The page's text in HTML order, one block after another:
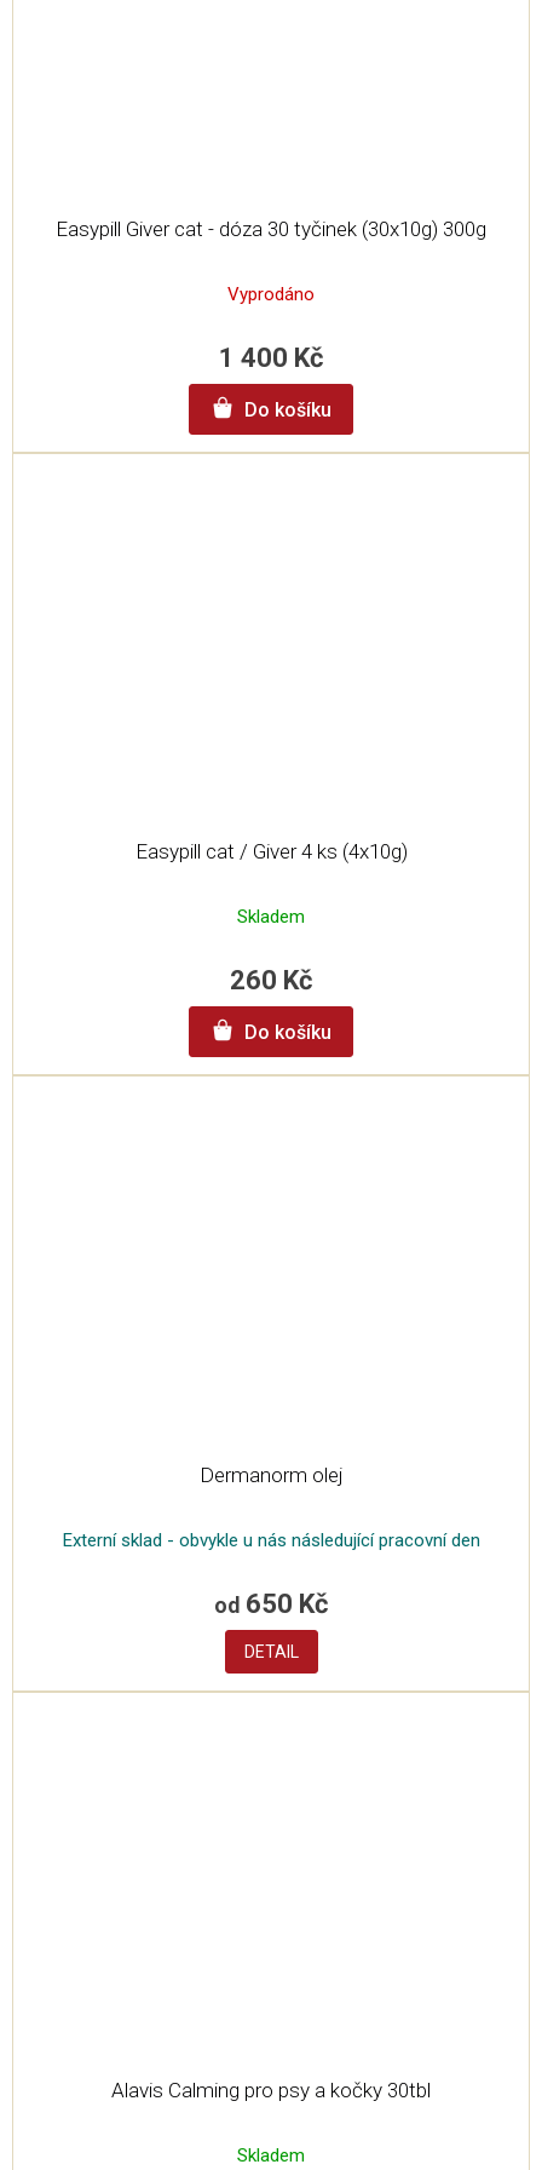
Easypill Giver cat - dóza 30 tyčinek (30x10g) 300g
Vyprodáno
1 400 Kč
Do košíku
Easypill cat / Giver 4 ks (4x10g)
Skladem
260 Kč
Do košíku
Dermanorm olej
Externí sklad - obvykle u nás následující pracovní den
od 650 Kč
DETAIL
Alavis Calming pro psy a kočky 30tbl
Skladem